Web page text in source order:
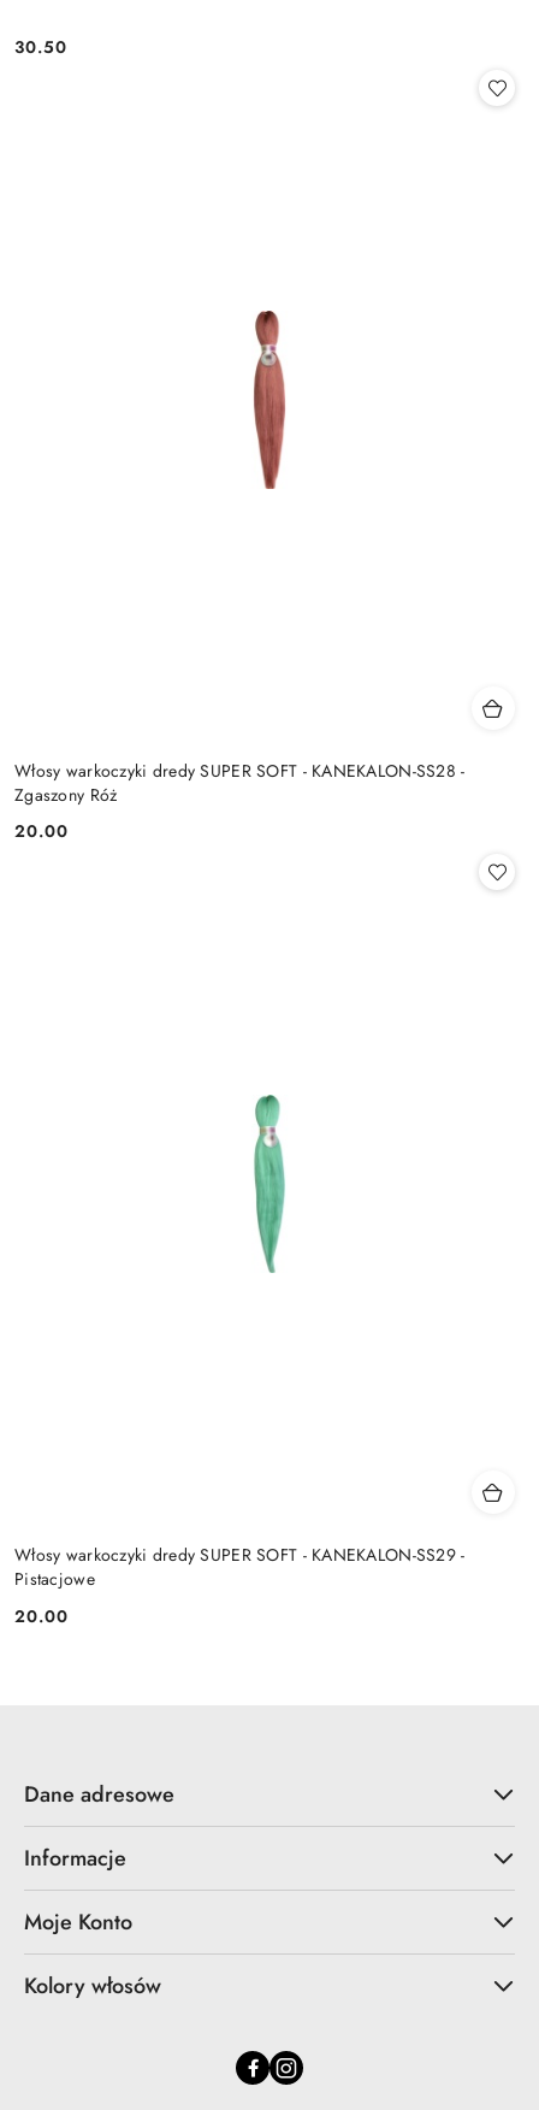
Cena:
30.50
Włosy warkoczyki dredy SUPER SOFT - KANEKALON-SS28 -
Zgaszony Róż
Cena:
20.00
Włosy warkoczyki dredy SUPER SOFT - KANEKALON-SS29 -
Pistacjowe
Cena:
20.00
Dane adresowe
Informacje
Moje Konto
Kolory włosów